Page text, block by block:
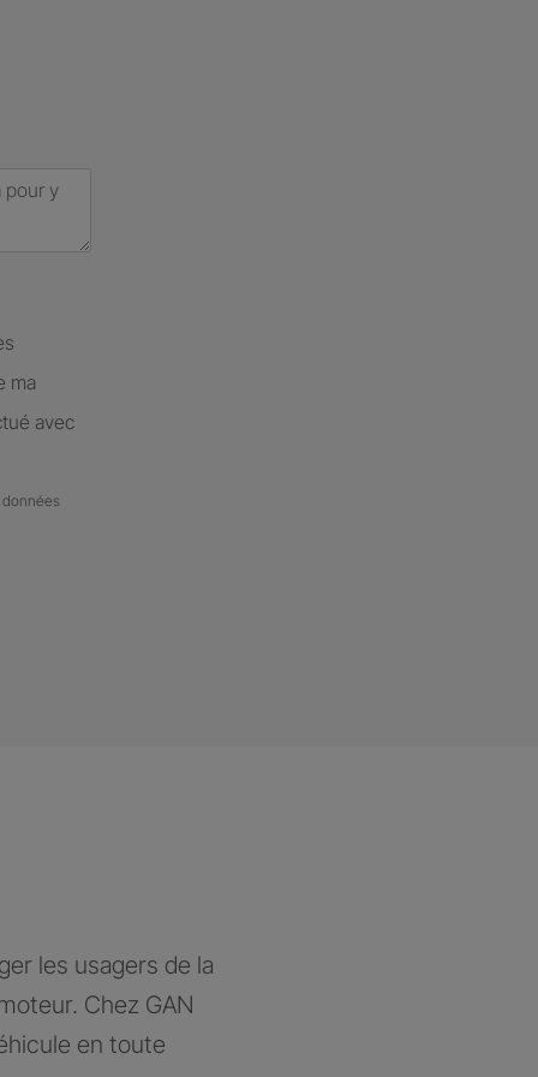
ma
avec
les usagers de la
Chez GAN
en toute